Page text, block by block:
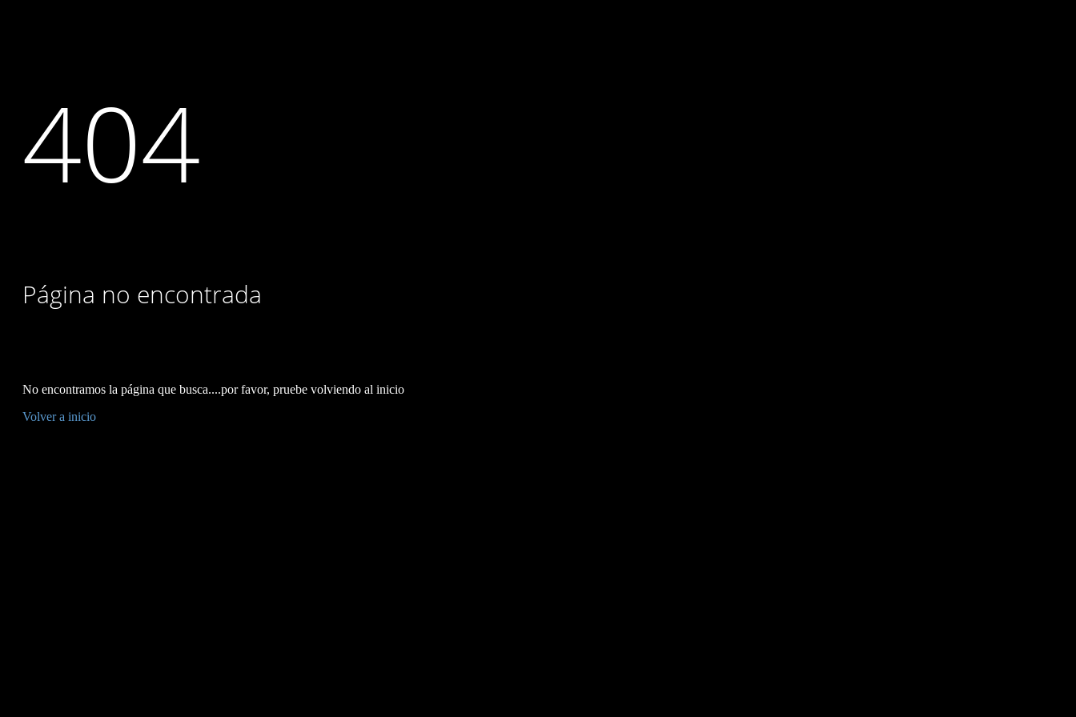
404
Página no encontrada
No encontramos la página que busca....por favor, pruebe volviendo al inicio
Volver a inicio